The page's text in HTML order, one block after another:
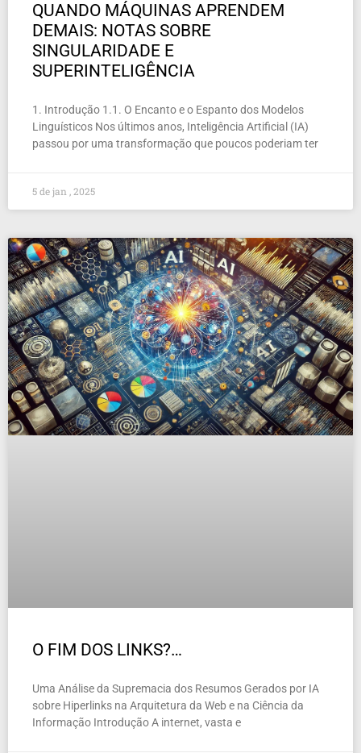
QUANDO MÁQUINAS APRENDEM
DEMAIS: NOTAS SOBRE
SINGULARIDADE E
SUPERINTELIGÊNCIA
1. Introdução 1.1. O Encanto e o Espanto dos Modelos
Linguísticos Nos últimos anos, Inteligência Artificial (IA)
passou por uma transformação que poucos poderiam ter
5 de jan , 2025
O FIM DOS LINKS?…
Uma Análise da Supremacia dos Resumos Gerados por IA
sobre Hiperlinks na Arquitetura da Web e na Ciência da
Informação Introdução A internet, vasta e